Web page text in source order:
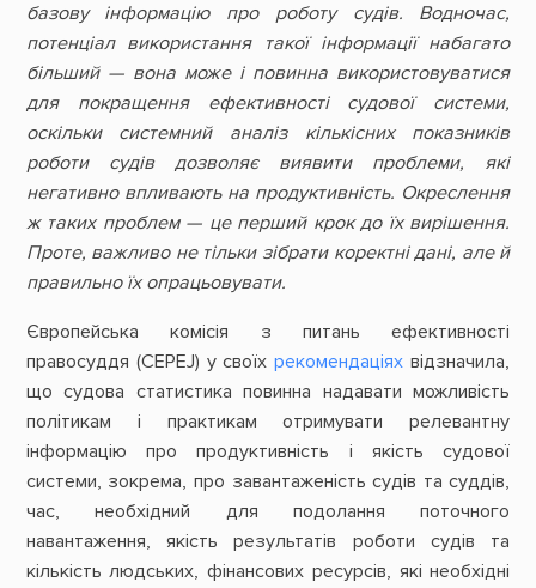
базову інформацію про роботу судів. Водночас,
потенціал використання такої інформації набагато
більший — вона може і повинна використовуватися
для покращення ефективності судової системи,
оскільки системний аналіз кількісних показників
роботи судів дозволяє виявити проблеми, які
негативно впливають на продуктивність. Окреслення
ж таких проблем — це перший крок до їх вирішення.
Проте, важливо не тільки зібрати коректні дані, але й
правильно їх опрацьовувати.
Європейська комісія з питань ефективності
правосуддя (CEPEJ) у своїхрекомендаціях відзначила,
що судова статистика повинна надавати можливість
політикам і практикам отримувати релевантну
інформацію про продуктивність і якість судової
системи, зокрема, про завантаженість судів та суддів,
час, необхідний для подолання поточного
навантаження, якість результатів роботи судів та
кількість людських, фінансових ресурсів, які необхідні